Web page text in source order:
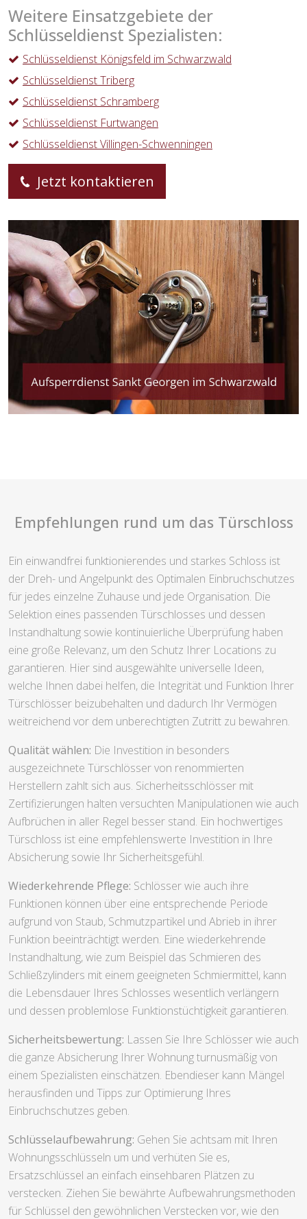
Weitere Einsatzgebiete der
Schlüsseldienst Spezialisten:
Schlüsseldienst Königsfeld im Schwarzwald
Schlüsseldienst Triberg
Schlüsseldienst Schramberg
Schlüsseldienst Furtwangen
Schlüsseldienst Villingen-Schwenningen
Jetzt kontaktieren
Empfehlungen rund um das Türschloss
Ein einwandfrei funktionierendes und starkes Schloss ist
der Dreh- und Angelpunkt des Optimalen Einbruchschutzes
für jedes einzelne Zuhause und jede Organisation. Die
Selektion eines passenden Türschlosses und dessen
Instandhaltung sowie kontinuierliche Überprüfung haben
eine große Relevanz, um den Schutz Ihrer Locations zu
garantieren. Hier sind ausgewählte universelle Ideen,
welche Ihnen dabei helfen, die Integrität und Funktion Ihrer
Türschlösser beizubehalten und dadurch Ihr Vermögen
weitreichend vor dem unberechtigten Zutritt zu bewahren.
Qualität wählen: Die Investition in besonders
ausgezeichnete Türschlösser von renommierten
Herstellern zahlt sich aus. Sicherheitsschlösser mit
Zertifizierungen halten versuchten Manipulationen wie auch
Aufbrüchen in aller Regel besser stand. Ein hochwertiges
Türschloss ist eine empfehlenswerte Investition in Ihre
Absicherung sowie Ihr Sicherheitsgefühl.
Wiederkehrende Pflege: Schlösser wie auch ihre
Funktionen können über eine entsprechende Periode
aufgrund von Staub, Schmutzpartikel und Abrieb in ihrer
Funktion beeinträchtigt werden. Eine wiederkehrende
Instandhaltung, wie zum Beispiel das Schmieren des
Schließzylinders mit einem geeigneten Schmiermittel, kann
die Lebensdauer Ihres Schlosses wesentlich verlängern
und dessen problemlose Funktionstüchtigkeit garantieren.
Sicherheitsbewertung: Lassen Sie Ihre Schlösser wie auch
die ganze Absicherung Ihrer Wohnung turnusmäßig von
einem Spezialisten einschätzen. Ebendieser kann Mängel
herausfinden und Tipps zur Optimierung Ihres
Einbruchschutzes geben.
Schlüsselaufbewahrung: Gehen Sie achtsam mit Ihren
Wohnungsschlüsseln um und verhüten Sie es,
Ersatzschlüssel an einfach einsehbaren Plätzen zu
verstecken. Ziehen Sie bewährte Aufbewahrungsmethoden
für Schlüssel den gewöhnlichen Verstecken vor, wie den